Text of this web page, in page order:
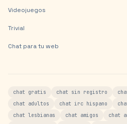
Videojuegos
Trivial
Chat para tu web
chat gratis chat sin registro
chat adultos
chat irc hispano
chat lesbianas
chat amigos chat